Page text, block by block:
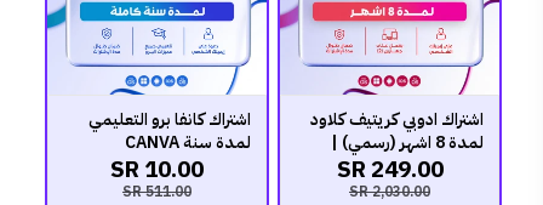
اشتراك ادوبي كريتيف كلاود
لمدة 8 اشهر (رسمي) |
Adobe Creative Cloud
249.00 SR
2,030.00 SR
اشتراك كانفا برو التعليمي
لمدة سنة CANVA
10.00 SR
511.00 SR